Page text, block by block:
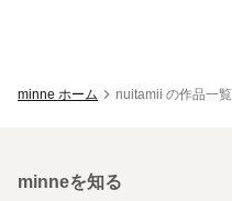
minne ホーム nuitamii の作品一覧
minneを知る